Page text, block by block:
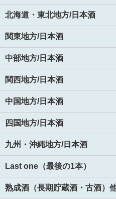
北海道・東北地方/日本酒
関東地方/日本酒
中部地方/日本酒
関西地方/日本酒
中国地方/日本酒
四国地方/日本酒
九州・沖縄地方/日本酒
Last one（最後の1本）
熟成酒（長期貯蔵酒・古酒）